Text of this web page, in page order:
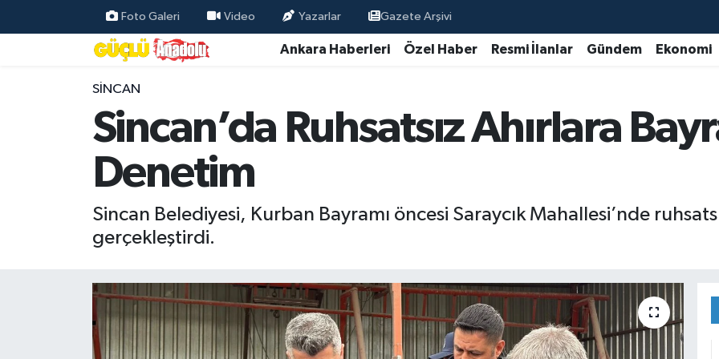
Foto Galeri Video Yazarlar Gazete Arşivi
Ankara Haberleri Özel Haber Resmi İlanlar Gündem Ekonomi
SINCAN
Sincan’da Ruhsatsız Ahırlara
Denetim
Sincan Belediyesi, Kurban Bayramı öncesi Saraycık Mahallesi’nde
gerçekleştirdi.
Özel Haber
Resmi İlanlar
Gündem
Magazin